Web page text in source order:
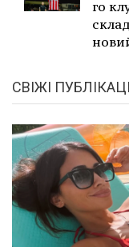
го
СВІЖІ